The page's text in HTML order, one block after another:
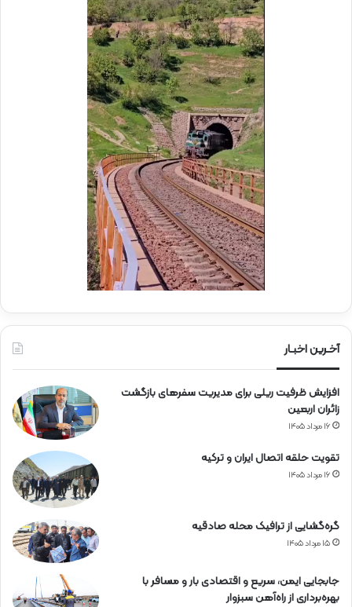
م
و
ک
ب
ش
ه
د
ا
ی
ر
ا
ه‌
آ
ه
ن
آخـرین اخبـار
افزایش ظرفیت ریلی برای مدیریت سفرهای بازگشت
زائران اربعین
۱۶ مرداد ۱۴۰۵
تقویت حلقه اتصال ایران و ترکیه
۱۶ مرداد ۱۴۰۵
گره‌گشایی از ترافیک محله صادقیه
۱۵ مرداد ۱۴۰۵
جابجایی ایمن، سریع و اقتصادی بار و مسافر با
بهره‌برداری از راه‌آهن سبزوار